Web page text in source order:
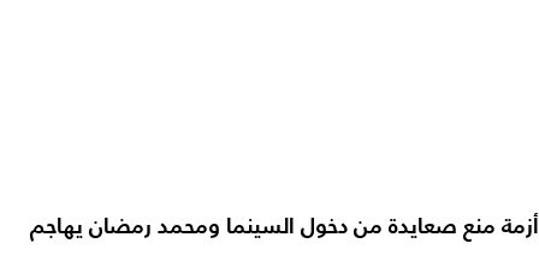
أزمة منع صعايدة من دخول السينما ومحمد رمضان يهاجم